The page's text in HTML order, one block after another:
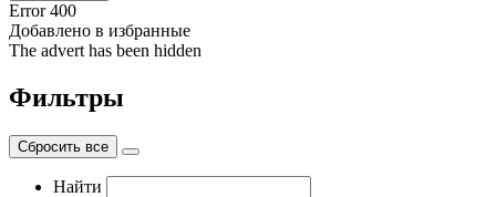
Error 400
Добавлено в избранные
The advert has been hidden
Фильтры
Сбросить все
Найти